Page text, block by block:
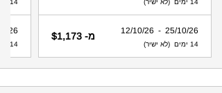
14 ימים (לא ישיר)
25/10/26 - 12/10/26
14 ימים (לא ישיר)
מ- $1,173
14 ימים (לא ישיר)
12/10/26
14 ימים (לא ישיר)